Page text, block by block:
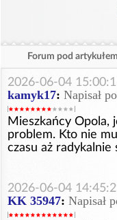
Forum pod
2026-06-04
kamyk17: Napisał
Mieszkańcy Opola,
problem. Kto nie
czasu aż radykalnie
2026-06-04
KK 35947: Napisał